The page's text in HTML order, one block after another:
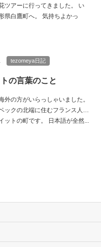
ツアーに行ってきました。 い
県白鷹町へ。 気持ちよかっ
tezomeya日記
の言葉のこと
外の方がいらっしゃいました。
ックの北端に住むフランス人…
ットの町です。 日本語が全然...